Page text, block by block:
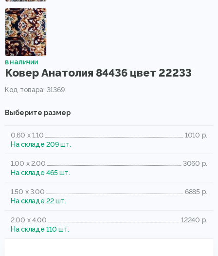
в наличии
Ковер Анатолия 84436 цвет 22233
Код товара: 31369
Выберите размер
0.60 x 1.10
1010 р.
На складе 209 шт.
1.00 x 2.00
3060 р.
На складе 465 шт.
1.50 x 3.00
6885 р.
На складе 22 шт.
2.00 x 4.00
12240 р.
На складе 110 шт.